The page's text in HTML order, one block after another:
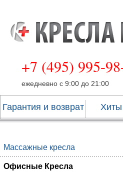
+7 (495) 995-
ежедневно с 9:00 до 21:00
Гарантия и возврат
Массажные кресла
Офисные Кресла